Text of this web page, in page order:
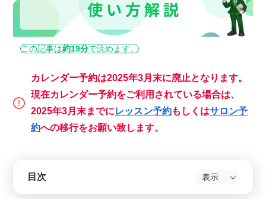
この記事は約19分で読めます。
カレンダー予約は2025年3月末に廃止となります。
現在カレンダー予約をご利用されている場合は、
2025年3月末までにレッスン予約もしくはサロン予
約への移行をお願い致します。
目次